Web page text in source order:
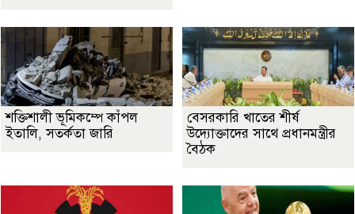
শক্তিশালী ভূমিকম্পে কাঁপল
ইতালি, সতর্কতা জারি
বেসরকারি খাতের শীর্ষ
উদ্যোক্তাদের সাথে প্রধানমন্ত্রীর
বৈঠক